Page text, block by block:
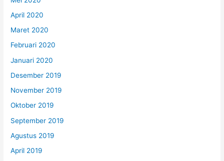
April 2020
Maret 2020
Februari 2020
Januari 2020
Desember 2019
November 2019
Oktober 2019
September 2019
Agustus 2019
April 2019